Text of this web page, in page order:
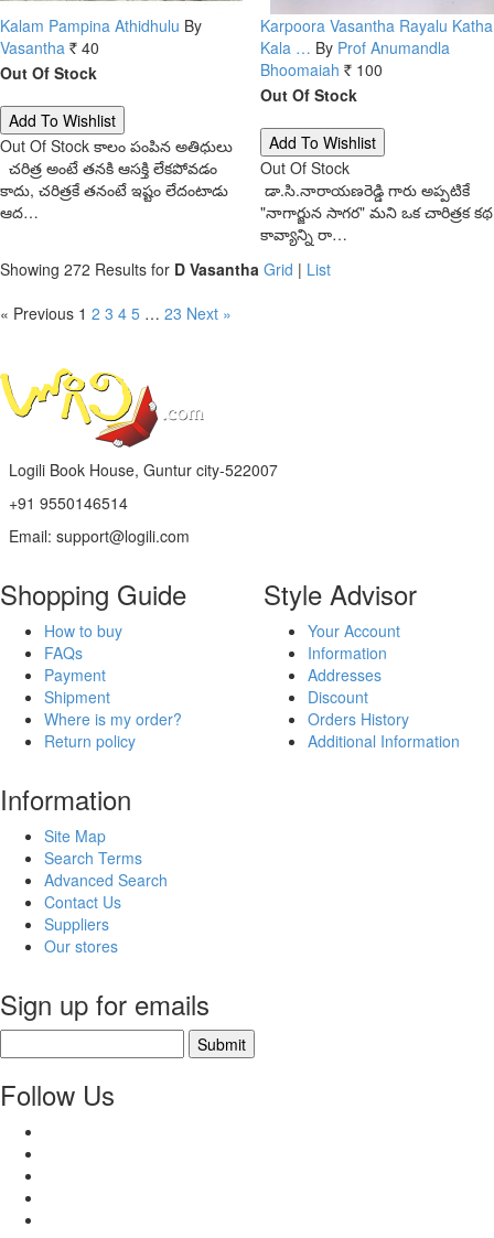
Kalam Pampina Athidhulu By
Vasantha Rs.
40
Out Of Stock
Out Of Stock కాలం పంపిన అతిధులు
చరిత్ర అంటే తనకి ఆసక్తి లేకపోవడం
కాదు, చరిత్రకే తనంటే ఇష్టం లేదంటాడు
ఆద…
Karpoora Vasantha Rayalu Katha
Kala … By Prof Anumandla
Bhoomaiah
Rs.
100
Out Of Stock
Out Of Stock
డా.సి.నారాయణరెడ్డి గారు అప్పటికే
"నాగార్జున సాగర" మని ఒక చారిత్రక కథ
కావ్యాన్ని రా…
Showing 272 Results for D Vasantha Grid | List
« Previous 1 2 3 4 5 … 23 Next »
Logili Book House, Guntur city-522007
+91 9550146514
Email: support@logili.com
Shopping Guide
How to buy
FAQs
Payment
Shipment
Where is my order?
Return policy
Style Advisor
Your Account
Information
Addresses
Discount
Orders History
Additional Information
Information
Site Map
Search Terms
Advanced Search
Contact Us
Suppliers
Our stores
Sign up for emails
Submit
Follow Us